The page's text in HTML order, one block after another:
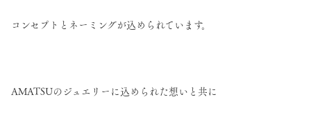
コンセプトとネーミングが込められています。
AMATSUのジュエリーに込められた想いと共に